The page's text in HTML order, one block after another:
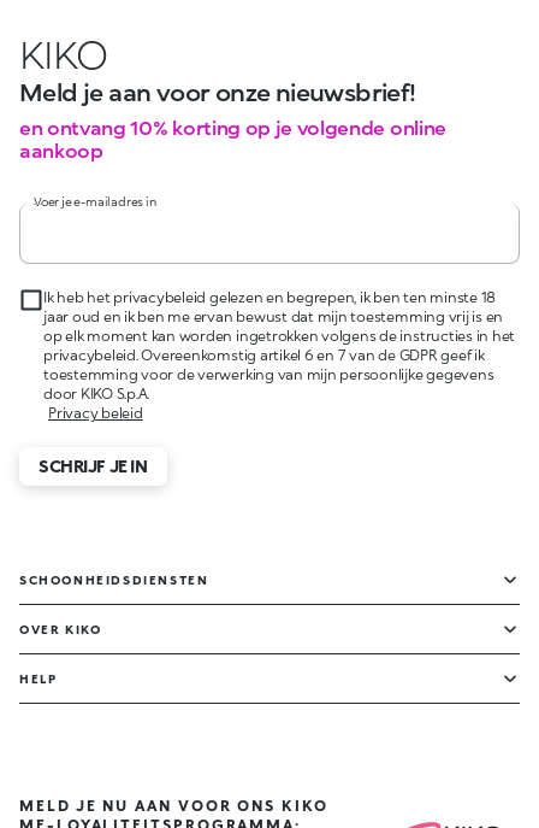
KIKO
Meld je aan voor onze nieuwsbrief!
en ontvang 10% korting op je volgende online
aankoop
Voer je e-mailadres in
Ik heb het privacybeleid gelezen en begrepen, ik ben ten minste 18
jaar oud en ik ben me ervan bewust dat mijn toestemming vrij is en
op elk moment kan worden ingetrokken volgens de instructies in het
privacybeleid. Overeenkomstig artikel 6 en 7 van de GDPR geef ik
toestemming voor de verwerking van mijn persoonlijke gegevens
door KIKO S.p.A.
Privacy beleid
SCHRIJF JE IN
SCHOONHEIDSDIENSTEN
OVER KIKO
HELP
MELD JE NU AAN VOOR ONS KIKO